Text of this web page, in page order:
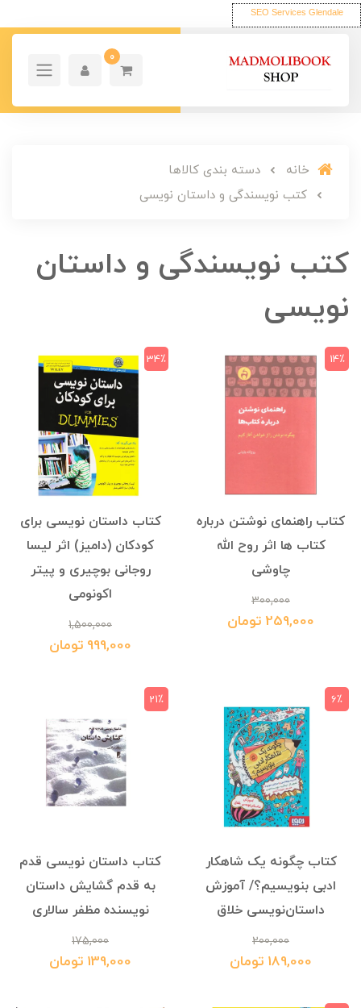
SEO Services Glendale
0
خانه
دسته بندی کالاها
کتب نویسندگی و داستان نویسی
کتب نویسندگی و داستان
نویسی
کتاب راهنمای نوشتن درباره
کتاب ها اثر روح الله
چاوشی
300,000
259,000 تومان
14٪
کتاب داستان نویسی برای
کودکان (دامیز) اثر لیسا
روجانی بوچیری و پیتر
اکونومی
1,500,000
999,000 تومان
34٪
کتاب چگونه یک شاهکار
ادبی بنویسیم؟/ آموزش
داستان‌نویسی خلاق
200,000
189,000 تومان
6٪
کتاب داستان نویسی قدم
به قدم گشایش داستان
نویسنده مظفر سالاری
175,000
139,000 تومان
21٪